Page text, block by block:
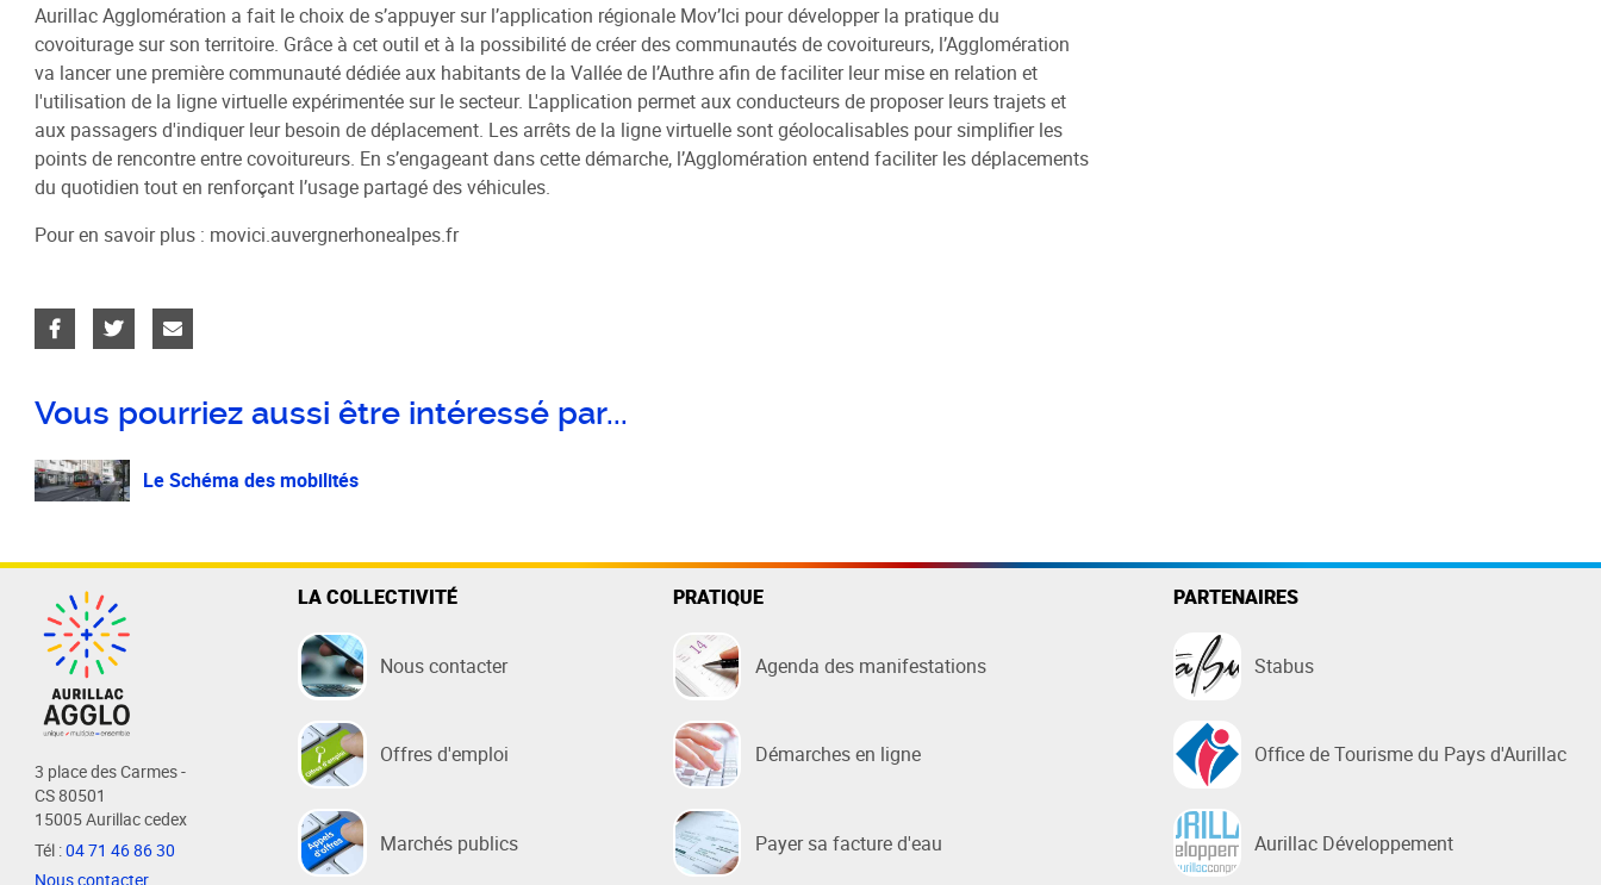
Aurillac Agglomération a fait le choix de s’appuyer sur l’application régionale Mov’Ici pour développer la pratique du
covoiturage sur son territoire. Grâce à cet outil et à la possibilité de créer des communautés de covoitureurs, l’Agglomération
va lancer une première communauté dédiée aux habitants de la Vallée de l’Authre afin de faciliter leur mise en relation et
l'utilisation de la ligne virtuelle expérimentée sur le secteur. L'application permet aux conducteurs de proposer leurs trajets et
aux passagers d'indiquer leur besoin de déplacement. Les arrêts de la ligne virtuelle sont géolocalisables pour simplifier les
points de rencontre entre covoitureurs. En s’engageant dans cette démarche, l’Agglomération entend faciliter les déplacements
du quotidien tout en renforçant l’usage partagé des véhicules.
Pour en savoir plus : movici.auvergnerhonealpes.fr
Vous pourriez aussi être intéressé par...
Le Schéma des mobilités
3 place des Carmes -
CS 80501
15005 Aurillac cedex
Tél :04 71 46 86 30
Nous contacter
LA COLLECTIVITÉ
Nous contacter
Offres d'emploi
Marchés publics
PRATIQUE
Agenda des manifestations
Démarches en ligne
Payer sa facture d'eau
PARTENAIRES
Stabus
Office de Tourisme du Pays d'Aurillac
Aurillac Développement